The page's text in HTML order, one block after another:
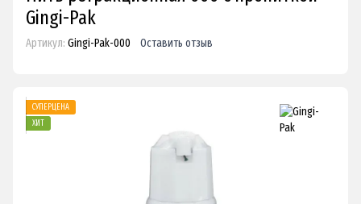
Gingi-Pak
Артикул: Gingi-Pak-000 Оставить отзыв
СУПЕРЦЕНА
ХИТ